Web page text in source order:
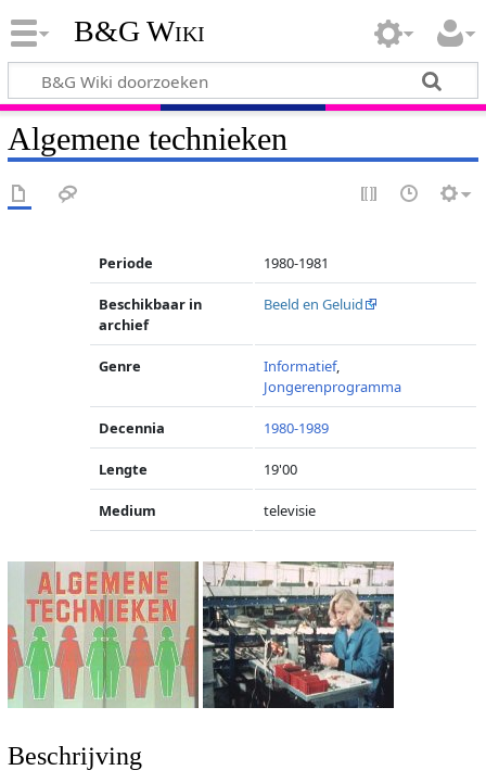
B&G Wiki
Algemene technieken
Periode 1980-1981
Beschikbaar in
archief
Beeld en Geluid
Genre Informatief,
Jongerenprogramma
Decennia 1980-1989
Lengte 19'00
Medium televisie
Beschrijving